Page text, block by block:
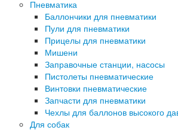
Пневматика
Баллончики для пневматики
Пули для пневматики
Прицелы для пневматики
Мишени
Заправочные станции, насосы
Пистолеты пневматические
Винтовки пневматические
Запчасти для пневматики
Чехлы для баллонов высокого
Для собак